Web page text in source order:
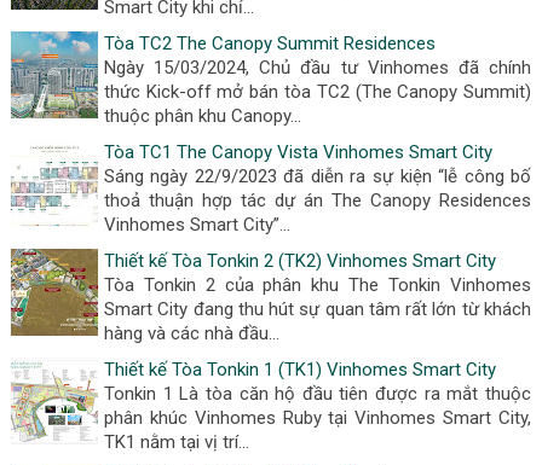
Smart City khi chỉ...
Tòa TC2 The Canopy Summit Residences
Ngày 15/03/2024, Chủ đầu tư Vinhomes đã chính
thức Kick-off mở bán tòa TC2 (The Canopy Summit)
thuộc phân khu Canopy...
Tòa TC1 The Canopy Vista Vinhomes Smart City
Sáng ngày 22/9/2023 đã diễn ra sự kiện “lễ công bố
thoả thuận hợp tác dự án The Canopy Residences
Vinhomes Smart City”...
Thiết kế Tòa Tonkin 2 (TK2) Vinhomes Smart City
Tòa Tonkin 2 của phân khu The Tonkin Vinhomes
Smart City đang thu hút sự quan tâm rất lớn từ khách
hàng và các nhà đầu...
Thiết kế Tòa Tonkin 1 (TK1) Vinhomes Smart City
Tonkin 1 Là tòa căn hộ đầu tiên được ra mắt thuộc
phân khúc Vinhomes Ruby tại Vinhomes Smart City,
TK1 nằm tại vị trí...